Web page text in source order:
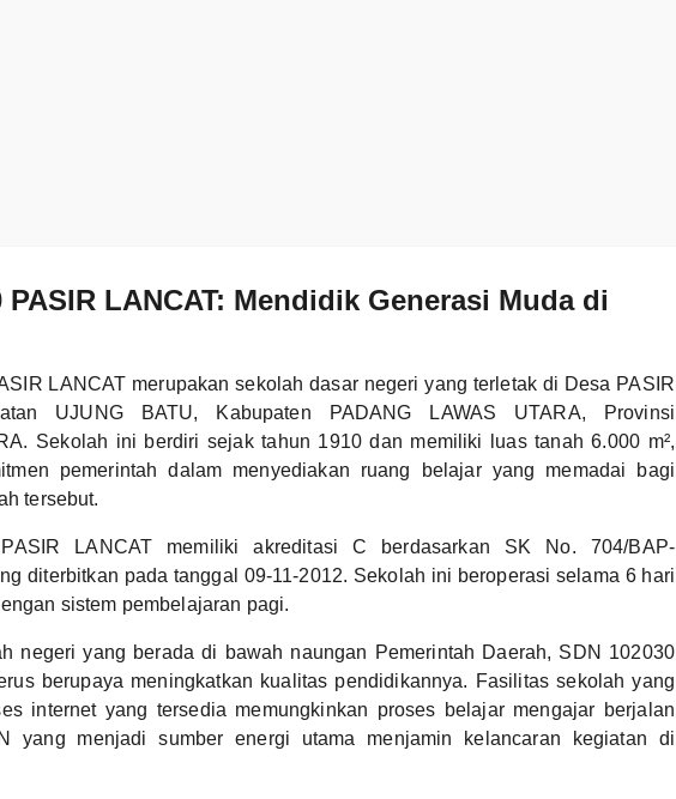
PASIR LANCAT: Mendidik Generasi Muda di
LANCAT merupakan sekolah dasar negeri yang terletak di Desa PASIR
UJUNG BATU, Kabupaten PADANG LAWAS UTARA, Provinsi
Sekolah ini berdiri sejak tahun 1910 dan memiliki luas tanah 6.000 m²,
pemerintah dalam menyediakan ruang belajar yang memadai bagi
tersebut.
LANCAT memiliki akreditasi C berdasarkan SK No. 704/BAP-
diterbitkan pada tanggal 09-11-2012. Sekolah ini beroperasi selama 6 hari
sistem pembelajaran pagi.
negeri yang berada di bawah naungan Pemerintah Daerah, SDN 102030
berupaya meningkatkan kualitas pendidikannya. Fasilitas sekolah yang
internet yang tersedia memungkinkan proses belajar mengajar berjalan
yang menjadi sumber energi utama menjamin kelancaran kegiatan di